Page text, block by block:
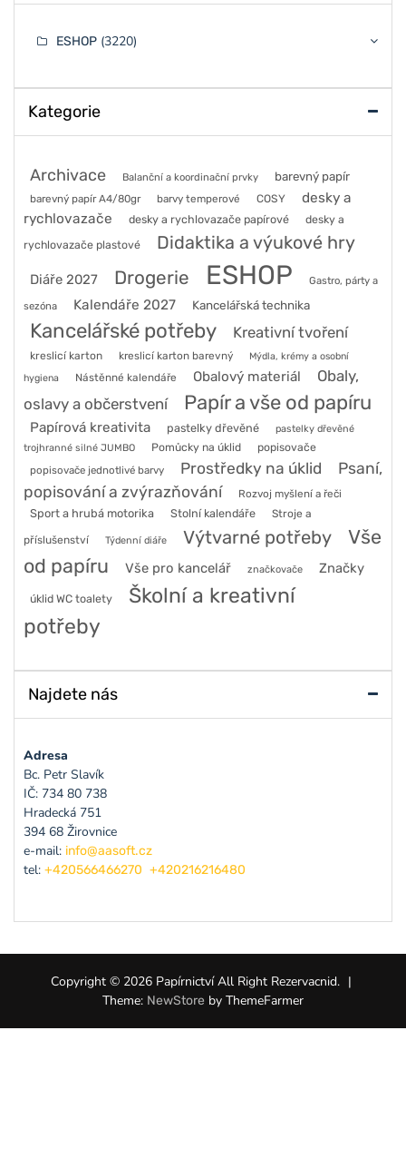
ESHOP (3220)
Kategorie
Archivace Balanční a koordinační prvky barevný papír
barevný papír A4/80gr barvy temperové COSY
desky a
rychlovazače
desky a rychlovazače papírové
desky a
rychlovazače plastové
Didaktika a výukové hry
Diáře 2027 Drogerie ESHOP
Gastro, párty a
sezóna
Kalendáře 2027 Kancelářská technika
Kancelářské potřeby Kreativní tvoření
kreslicí karton kreslicí karton barevný
Mýdla, krémy a osobní
hygiena
Nástěnné kalendáře Obalový materiál
Obaly,
oslavy a občerstvení
Papír a vše od papíru
Papírová kreativita pastelky dřevěné
pastelky dřevěné
trojhranné silné JUMBO
Pomůcky na úklid
popisovače
popisovače jednotlivé barvy
Prostředky na úklid
Psaní,
popisování a zvýrazňování
Rozvoj myšlení a řeči
Sport a hrubá motorika Stolní kalendáře Stroje a
příslušenství Týdenní diáře Výtvarné potřeby
Vše
od papíru
Vše pro kancelář značkovače Značky
úklid WC toalety
Školní a kreativní
potřeby
Najdete nás
Adresa
Bc. Petr Slavík
IČ: 734 80 738
Hradecká 751
394 68 Žirovnice
e-mail: info@aasoft.cz
tel: +420566466270 +420216216480
Copyright © 2026 Papírnictví All Right Rezervacnid. |
Theme: NewStore by ThemeFarmer